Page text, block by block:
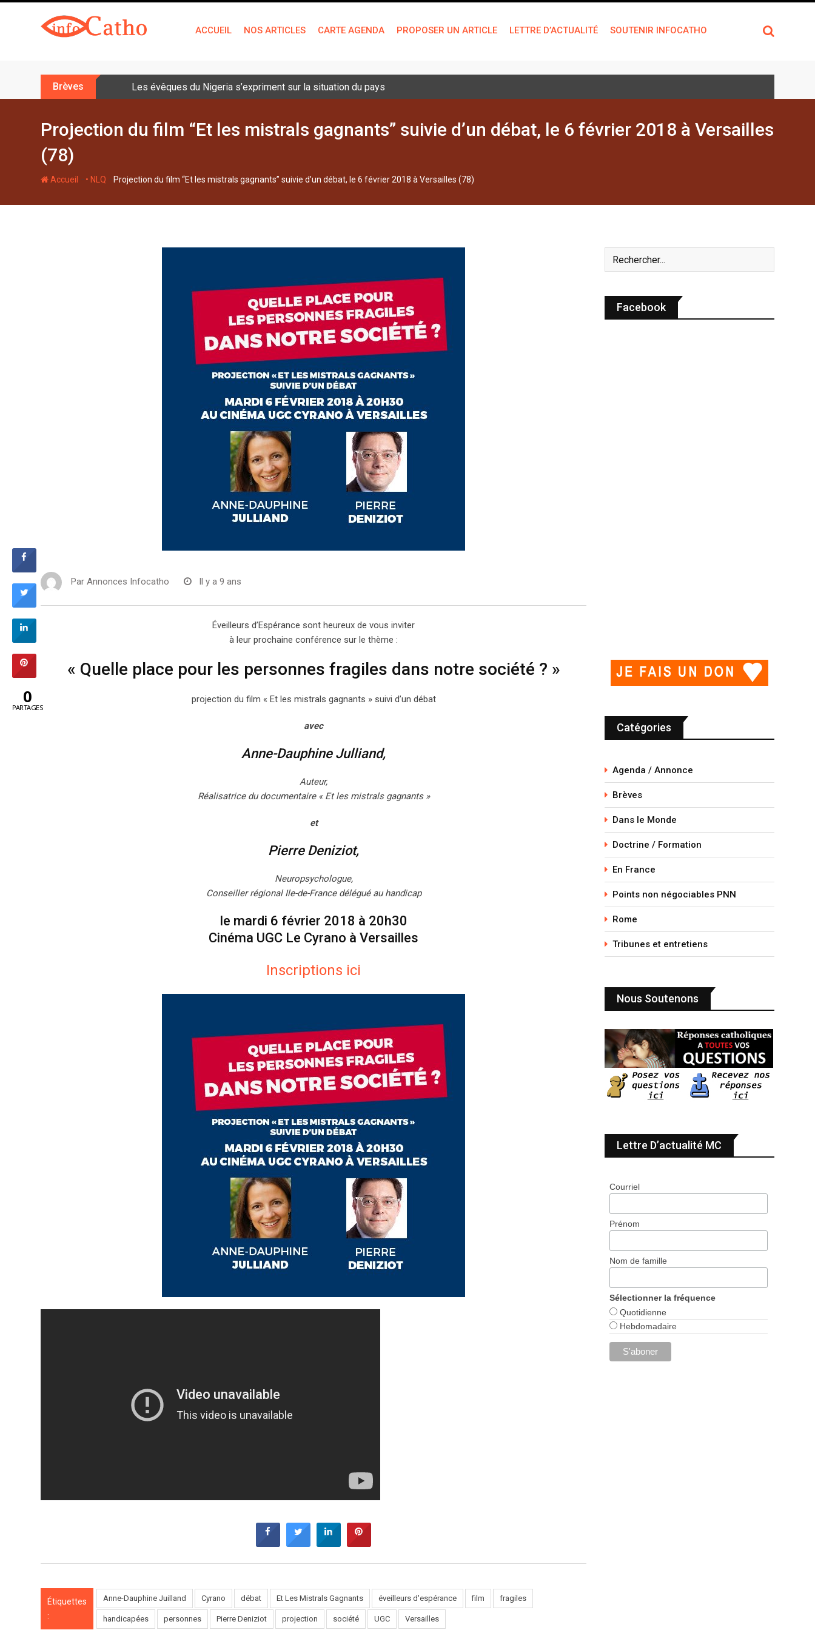
ACCUEIL NOS ARTICLES CARTE AGENDA PROPOSER UN ARTICLE LETTRE D’ACTUALITÉ SOUTENIR INFOCATHO
Brèves Les évêques du Nigeria s’expriment sur la situation du pays
Projection du film “Et les mistrals gagnants” suivie d’un débat, le 6 février 2018 à Versailles
(78)
Accueil - • NLQ - Projection du film “Et les mistrals gagnants” suivie d’un débat, le 6 février 2018 à Versailles (78)
Par Annonces Infocatho Il y a 9 ans
Éveilleurs d’Espérance sont heureux de vous inviter
à leur prochaine conférence sur le thème :
« Quelle place pour les personnes fragiles dans notre société ? »
projection du film « Et les mistrals gagnants » suivi d’un débat
avec
Anne-Dauphine Julliand,
Auteur,
Réalisatrice du documentaire « Et les mistrals gagnants »
et
Pierre Deniziot,
Neuropsychologue,
Conseiller régional Ile-de-France délégué au handicap
le mardi 6 février 2018 à 20h30
Cinéma UGC Le Cyrano à Versailles
Inscriptions ici
Étiquettes
:
Anne-Dauphine Juilland Cyrano débat Et Les Mistrals Gagnants éveilleurs d'espérance film fragiles
handicapées personnes Pierre Deniziot projection société UGC Versailles
Facebook
Catégories
Agenda / Annonce
Brèves
Dans le Monde
Doctrine / Formation
En France
Points non négociables PNN
Rome
Tribunes et entretiens
Nous Soutenons
Lettre D’actualité MC
Courriel
Prénom
Nom de famille
Sélectionner la fréquence
Quotidienne
Hebdomadaire
0
PARTAGES